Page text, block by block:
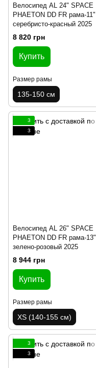
Велосипед AL 24" SPACE
PHAETON DD FR рама-11"
серебристо-красный 2025
8 820 грн
Купить
Размер рамы
135-150 см
3
3
Велосипед AL 26" SPACE
PHAETON DD FR рама-13"
зелено-розовый 2025
8 944 грн
Купить
Размер рамы
XS (140-155 см)
3
3